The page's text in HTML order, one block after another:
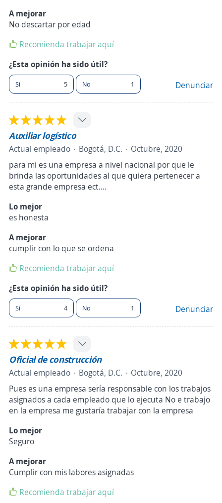
A mejorar
No descartar por edad
Recomienda trabajar aquí
¿Esta opinión ha sido útil?
Sí 5 No 1 Denunciar
Auxiliar logístico
Actual empleado Bogotá, D.C.
Octubre, 2020
para mi es una empresa a nivel nacional por que le
brinda las oportunidades al que quiera pertenecer a
esta grande empresa ect....
Lo mejor
es honesta
A mejorar
cumplir con lo que se ordena
Recomienda trabajar aquí
¿Esta opinión ha sido útil?
Sí 4 No 1 Denunciar
Oficial de construcción
Actual empleado Bogotá, D.C.
Octubre, 2020
Pues es una empresa sería responsable con los trabajos
asignados a cada empleado que lo ejecuta No e trabajo
en la empresa me gustaría trabajar con la empresa
Lo mejor
Seguro
A mejorar
Cumplir con mis labores asignadas
Recomienda trabajar aquí